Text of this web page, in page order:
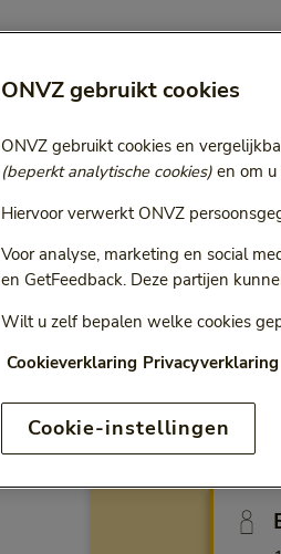
Selecteer
Vergoeding voor:
Bij het kiezen van een
ONVZ gebruikt cookies
ONVZ gebruikt cookies en
(beperkt analytische cookies) en om
Hiervoor verwerkt ONVZ
Voor analyse, marketing en social
en GetFeedback. Deze partijen
Wilt u zelf bepalen welke cookies
Cookieverklaring Privacyverklaring
Cookie-instellingen